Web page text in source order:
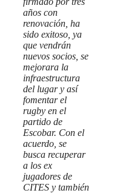
años con
renovación, ha
sido exitoso, ya
que vendrán
nuevos socios, se
mejorara la
infraestructura
del lugar y así
fomentar el
rugby en el
partido de
Escobar. Con el
acuerdo, se
busca recuperar
a los ex
jugadores de
CITES y también